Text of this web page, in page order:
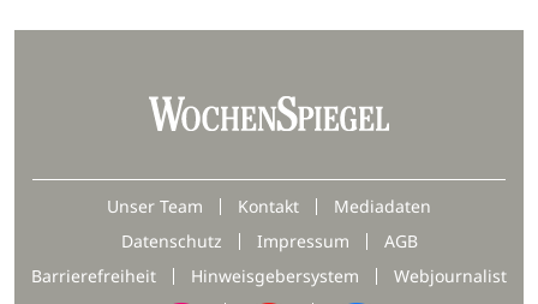
Unser Team Kontakt
Mediadaten
Datenschutz
Impressum
AGB
Barrierefreiheit
Hinweisgebersystem Webjournalist